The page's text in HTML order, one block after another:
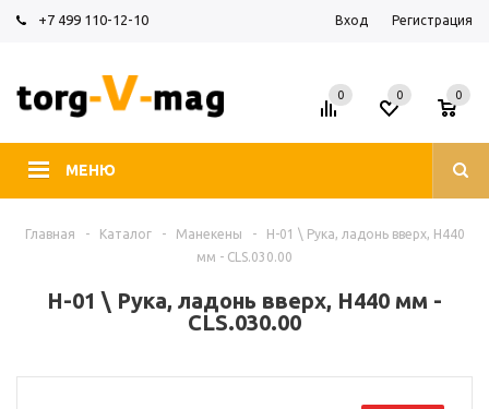
+7 499 110-12-10 Вход Регистрация
МЕНЮ
0 0
0
Главная - Каталог - Манекены -
H-01 \ Рука, ладонь вверх, H440
мм - CLS.030.00
H-01 \ Рука, ладонь вверх, H440 мм -
CLS.030.00